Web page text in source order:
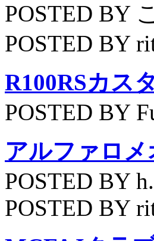
POSTED BY
POSTED BY
R100RSカス
POSTED BY
アルファロ
POSTED BY
POSTED BY